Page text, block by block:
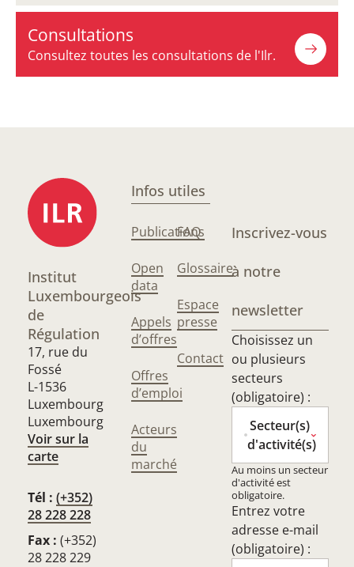
Consultations
Consultez toutes les consultations de l'Ilr.
Institut
Luxembourgeois
de
Régulation
17, rue du
Fossé
L-1536
Luxembourg
Luxembourg
Voir sur la
carte
Tél : (+352)
28 228 228
Fax : (+352)
28 228 229
Infos utiles
Publications
Open
data
Appels
d’offres
Offres
d’emploi
Acteurs
du
marché
FAQ
Glossaire
Espace
presse
Contact
Inscrivez-vous
à notre
newsletter
Choisissez un
ou plusieurs
secteurs
(obligatoire) :
Secteur(s)
d'activité(s)
Au moins un secteur
d'activité est
obligatoire.
Entrez votre
adresse e-mail
(obligatoire) :